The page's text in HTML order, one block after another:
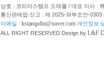
상호 : 코리아스탬프 도매몰 / 대표 이사 :
통신판매업 신고 : 제 2025-와부조안-
이메일 : kstampdm@naver.com 개인정보
ALL RIGHT RESERVED Design by L&F